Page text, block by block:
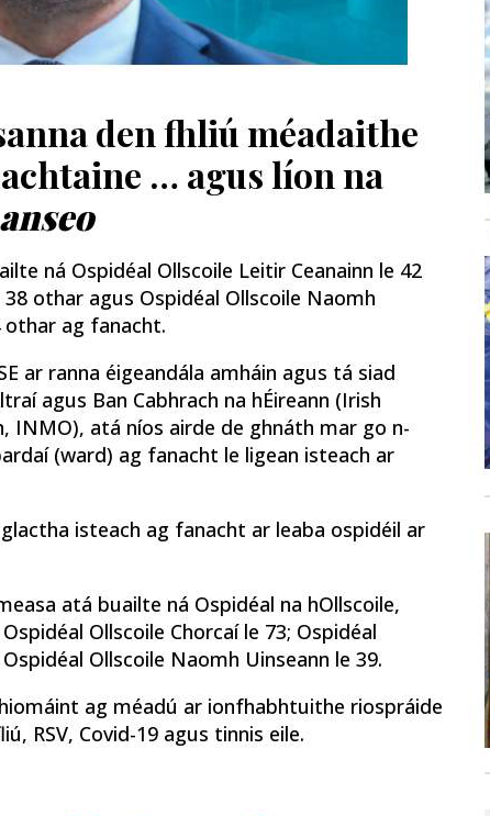
den fhliú méadaithe
… agus líon na
ná Ospidéal Ollscoile Leitir Ceanainn le 42
othar agus Ospidéal Ollscoile Naomh
othar ag fanacht.
ar ranna éigeandála amháin agus tá siad
agus Ban Cabhrach na hÉireann (Irish
INMO), atá níos airde de ghnáth mar go n-
(ward) ag fanacht le ligean isteach ar
isteach ag fanacht ar leaba ospidéil ar
atá buailte ná Ospidéal na hOllscoile,
Ollscoile Chorcaí le 73; Ospidéal
Ollscoile Naomh Uinseann le 39.
ag méadú ar ionfhabhtuithe riospráide
RSV, Covid-19 agus tinnis eile.